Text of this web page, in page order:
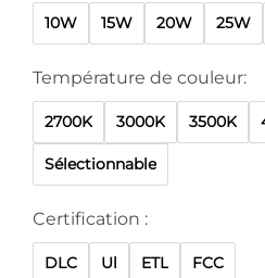
10W 15W 20W 25W
Température de couleur:
2700K 3000K 3500K
Sélectionnable
Certification :
DLC Ul ETL FCC